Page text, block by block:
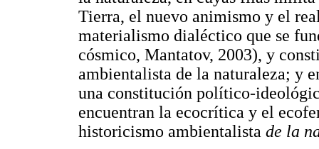
Tierra, el nuevo animismo y el
materialismo dialéctico que se
cósmico, Mantatov, 2003), y
ambientalista de la naturaleza; y
una constitución político-
encuentran la ecocrítica y el
historicismo ambientalista de la